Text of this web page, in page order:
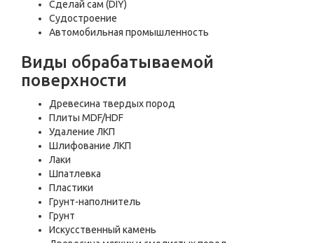
Сделай сам (DIY)
Судостроение
Автомобильная промышленность
Виды обрабатываемой
поверхности
Древесина твердых пород
Плиты MDF/HDF
Удаление ЛКП
Шлифование ЛКП
Лаки
Шпатлевка
Пластики
Грунт-наполнитель
Грунт
Искусственный камень